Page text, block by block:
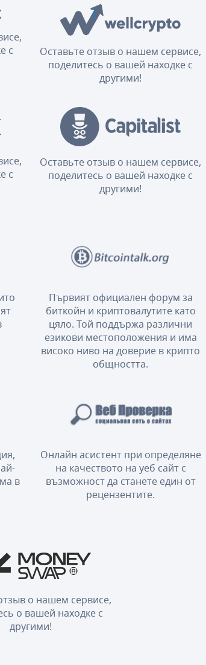
с
Оставьте отзыв о нашем сервисе,
поделитесь о вашей находке с
другими!
с
Оставьте отзыв о нашем сервисе,
поделитесь о вашей находке с
другими!
Първият официален форум за
биткойн и криптовалутите като
цяло. Той поддържа различни
езикови местоположения и има
високо ниво на доверие в крипто
общността.
в
Онлайн асистент при определяне
на качеството на уеб сайт с
възможност да станете един от
рецензентите.
о нашем сервисе,
о вашей находке с
другими!